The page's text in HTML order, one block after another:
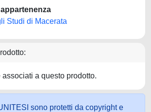
Studi di Macerata
a questo prodotto.
sono protetti da copyright e